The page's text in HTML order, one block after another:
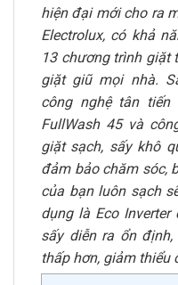
hiện đại mới cho ra
Electrolux, có khả
13 chương trình giặt
giặt giũ mọi nhà.
công nghệ tân tiến
FullWash 45 và
giặt sạch, sấy khô
đảm bảo chăm sóc,
của bạn luôn sạch
dụng là Eco
sấy diễn ra ổn
thấp hơn, giảm thiểu